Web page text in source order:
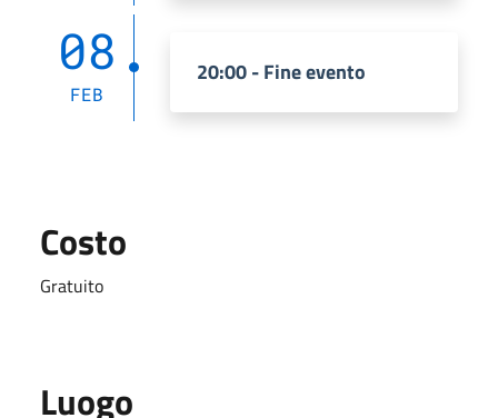
08
FEB
20:00 - Fine evento
Costo
Gratuito
Luogo